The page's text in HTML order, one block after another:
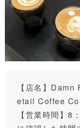
【店名】
etail Coffee
【営業時間】